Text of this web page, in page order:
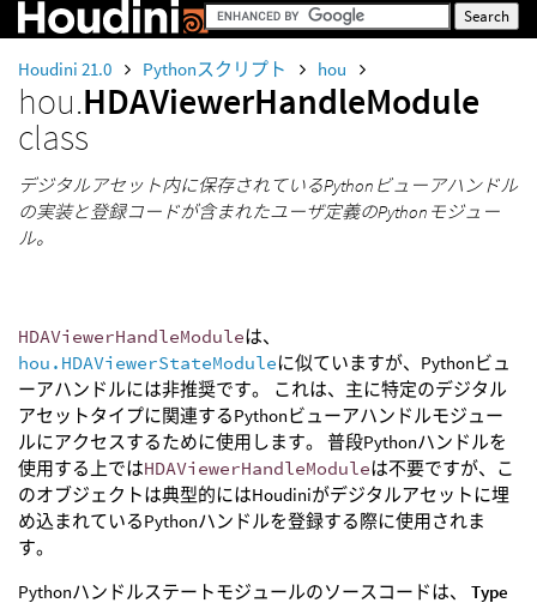
Houdini 21.0 Pythonスクリプト hou
hou.HDAViewerHandleModule
class
デジタルアセット内に保存されているPythonビューアハンドル
の実装と登録コードが含まれたユーザ定義のPythonモジュー
ル。
HDAViewerHandleModuleは、
hou.HDAViewerStateModuleに似ていますが、Pythonビュ
ーアハンドルには非推奨です。 これは、主に特定のデジタル
アセットタイプに関連するPythonビューアハンドルモジュー
ルにアクセスするために使用します。 普段Pythonハンドルを
使用する上ではHDAViewerHandleModuleは不要ですが、こ
のオブジェクトは典型的にはHoudiniがデジタルアセットに埋
め込まれているPythonハンドルを登録する際に使用されま
す。
Pythonハンドルステートモジュールのソースコードは、 Type